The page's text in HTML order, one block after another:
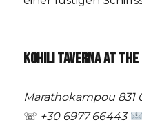
KOHILI TAVERNA AT
Marathokampou 831
☏ +30 6977 66443